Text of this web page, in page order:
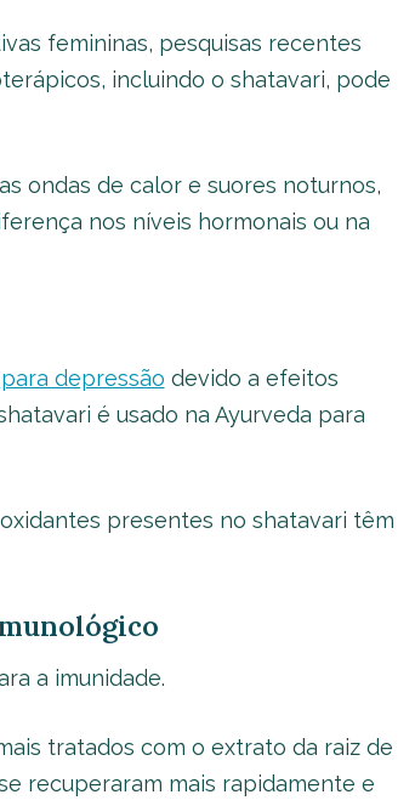
femininas, pesquisas recentes
incluindo o shatavari, pode
ondas de calor e suores noturnos,
nos níveis hormonais ou na
depressão devido a efeitos
é usado na Ayurveda para
presentes no shatavari têm
a imunidade.
tratados com o extrato da raiz de
recuperaram mais rapidamente e